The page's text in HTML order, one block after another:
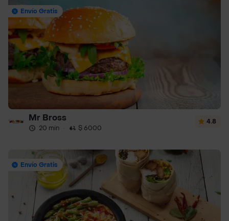
Envío Gratis
Mr Bross
20 min · $ 6000
4.8
Envío Gratis